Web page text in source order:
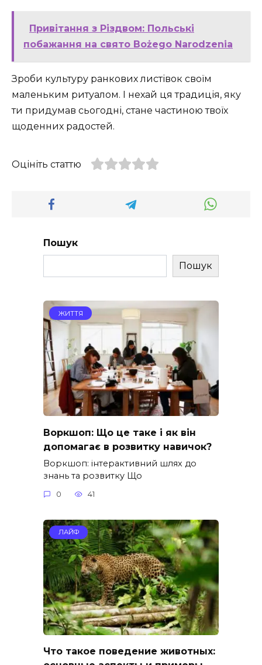
Привітання з Різдвом: Польські
побажання на свято Bożego Narodzenia
Зроби культуру ранкових листівок своїм
маленьким ритуалом. І нехай ця традиція, яку
ти придумав сьогодні, стане частиною твоїх
щоденних радостей.
Оцініть статтю
Пошук
Пошук
ЖИТТЯ
Воркшоп: Що це таке і як він
допомагає в розвитку навичок?
Воркшоп: інтерактивний шлях до
знань та розвитку Що
0 41
ЛАЙФ
Что такое поведение животных: